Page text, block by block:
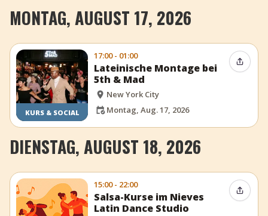
MONTAG, AUGUST 17, 2026
KURS & SOCIAL
17:00 - 01:00
Lateinische Montage bei
5th & Mad
New York City
Montag, Aug. 17, 2026
Event
DIENSTAG, AUGUST 18, 2026
15:00 - 22:00
Salsa-Kurse im Nieves
Latin Dance Studio
Event